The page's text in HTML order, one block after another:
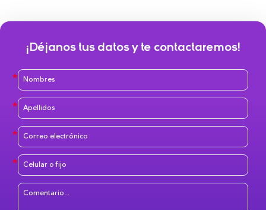
¡Déjanos tus datos y te contactaremos!